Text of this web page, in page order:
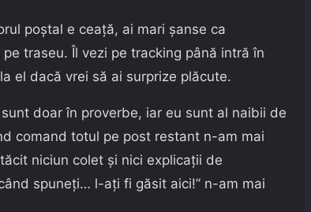
poștal e ceață, ai mari șanse ca
traseu. Îl vezi pe tracking până intră în
el dacă vrei să ai surprize plăcute.
doar în proverbe, iar eu sunt al naibii de
comand totul pe post restant n-am mai
niciun colet și nici explicații de
spuneți… l-ați fi găsit aici!” n-am mai